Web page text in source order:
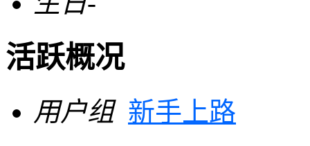
活跃概况
用户组 新手上路